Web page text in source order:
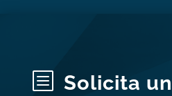
b
Solicita un